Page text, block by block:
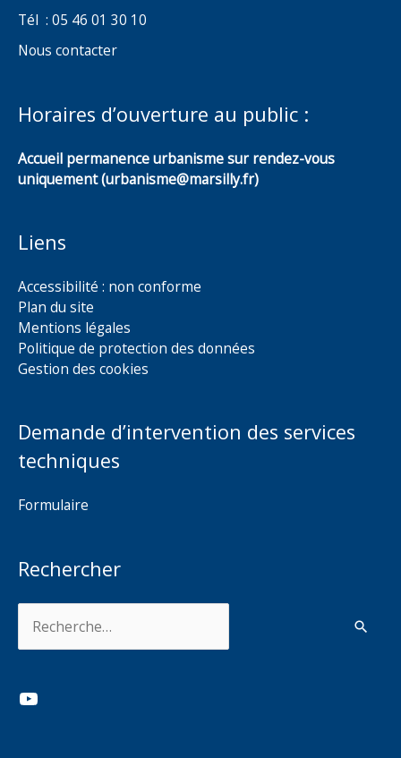
Tél : 05 46 01 30 10
Nous contacter
Horaires d’ouverture au public :
Accueil permanence urbanisme sur rendez-vous
uniquement (urbanisme@marsilly.fr)
Liens
Accessibilité : non conforme
Plan du site
Mentions légales
Politique de protection des données
Gestion des cookies
Demande d’intervention des services
techniques
Formulaire
Rechercher
YouTube